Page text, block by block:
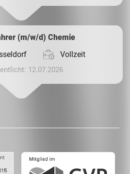
(m/w/d) Chemie
Vollzeit
12.07.2026